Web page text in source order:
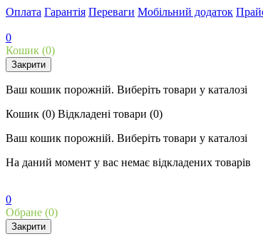
Оплата Гарантія Переваги Мобільний додаток
0
Кошик (0)
Закрити
Ваш кошик порожній. Виберіть товари у каталозі
Кошик (0) Відкладені товари (0)
Ваш кошик порожній. Виберіть товари у каталозі
На даний момент у вас немає відкладених товарів
0
Обране (0)
Закрити